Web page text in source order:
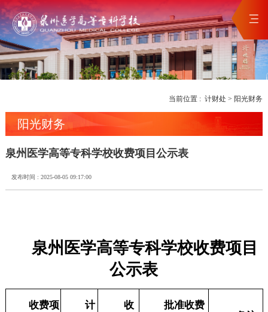
当前位置 :计财处 > 阳光财务
阳光财务
泉州医学高等专科学校收费项目公示表
发布时间 : 2025-08-05 09:17:00
泉州医学高等专科学校收费项目
公示表
收费项
计
收
批准收费